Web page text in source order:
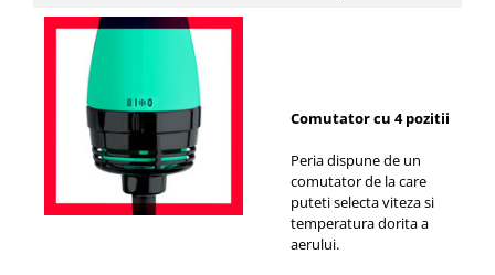
Comutator cu 4 pozitii
Peria dispune de un
comutator de la care
puteti selecta viteza si
temperatura dorita a
aerului.